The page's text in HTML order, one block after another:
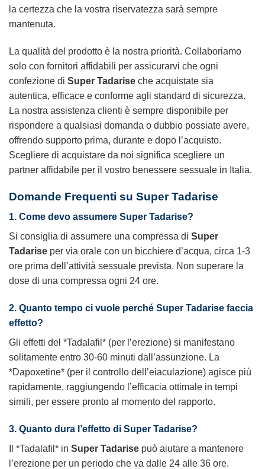
la certezza che la vostra riservatezza sarà sempre
mantenuta.
La qualità del prodotto è la nostra priorità. Collaboriamo
solo con fornitori affidabili per assicurarvi che ogni
confezione di Super Tadarise che acquistate sia
autentica, efficace e conforme agli standard di sicurezza.
La nostra assistenza clienti è sempre disponibile per
rispondere a qualsiasi domanda o dubbio possiate avere,
offrendo supporto prima, durante e dopo l’acquisto.
Scegliere di acquistare da noi significa scegliere un
partner affidabile per il vostro benessere sessuale in Italia.
Domande Frequenti su Super Tadarise
1. Come devo assumere Super Tadarise?
Si consiglia di assumere una compressa di Super
Tadarise per via orale con un bicchiere d’acqua, circa 1-3
ore prima dell’attività sessuale prevista. Non superare la
dose di una compressa ogni 24 ore.
2. Quanto tempo ci vuole perché Super Tadarise faccia
effetto?
Gli effetti del *Tadalafil* (per l’erezione) si manifestano
solitamente entro 30-60 minuti dall’assunzione. La
*Dapoxetine* (per il controllo dell’eiaculazione) agisce più
rapidamente, raggiungendo l’efficacia ottimale in tempi
simili, per essere pronto al momento del rapporto.
3. Quanto dura l’effetto di Super Tadarise?
Il *Tadalafil* in Super Tadarise può aiutare a mantenere
l’erezione per un periodo che va dalle 24 alle 36 ore.